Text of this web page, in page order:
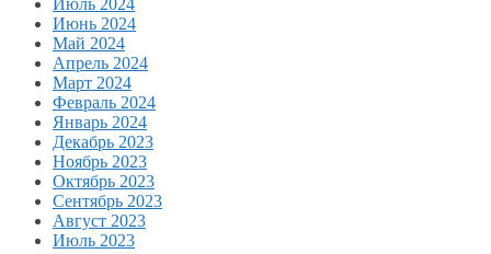
Июль 2024
Июнь 2024
Май 2024
Апрель 2024
Март 2024
Февраль 2024
Январь 2024
Декабрь 2023
Ноябрь 2023
Октябрь 2023
Сентябрь 2023
Август 2023
Июль 2023